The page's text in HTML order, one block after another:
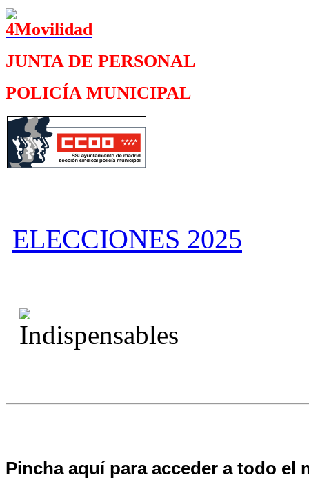
JUNTA DE PERSONAL
POLICÍA MUNICIPAL
ELECCIONES 2025
Pincha aquí para acceder a todo el